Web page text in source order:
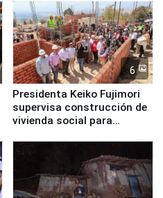
6
Presidenta Keiko Fujimori
supervisa construcción de
vivienda social para